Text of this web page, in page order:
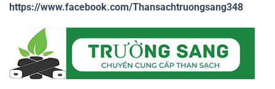
https://www.facebook.com/Thansachtruongsang348